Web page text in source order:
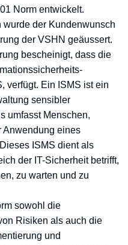
Norm entwickelt.
wurde der Kundenwunsch
der VSHN geäussert.
bescheinigt, dass die
verfügt. Ein ISMS ist ein
sensibler
umfasst Menschen,
Anwendung eines
ISMS dient als
der IT-Sicherheit betrifft,
zu warten und zu
sowohl die
Risiken als auch die
und